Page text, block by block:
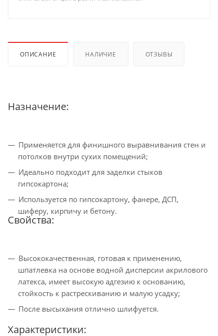
ОПИСАНИЕ НАЛИЧИЕ ОТЗЫВЫ
Назначение:
Применяется для финишного выравнивания стен и
потолков внутри сухих помещений;
Идеально подходит для заделки стыков
гипсокартона;
Используется по гипсокартону, фанере, ДСП,
шиферу, кирпичу и бетону.
Свойства:
Высококачественная, готовая к применению,
шпатлевка на основе водной дисперсии акрилового
латекса, имеет высокую адгезию к основанию,
стойкость к растрескиванию и малую усадку;
После высыхания отлично шлифуется.
Характеристики: